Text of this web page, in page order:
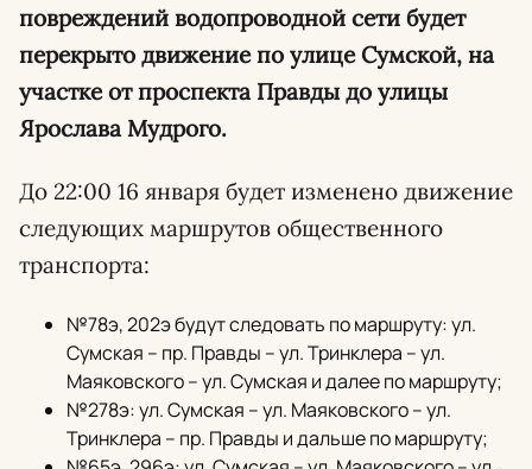
повреждений водопроводной сети будет
перекрыто движение по улице Сумской, на
участке от проспекта Правды до улицы
Ярослава Мудрого.
До 22:00 16 января будет изменено движение
следующих маршрутов общественного
транспорта:
№78э, 202э будут следовать по маршруту: ул.
Сумская – пр. Правды – ул. Тринклера – ул.
Маяковского – ул. Сумская и далее по маршруту;
№278э: ул. Сумская – ул. Маяковского – ул.
Тринклера – пр. Правды и дальше по маршруту;